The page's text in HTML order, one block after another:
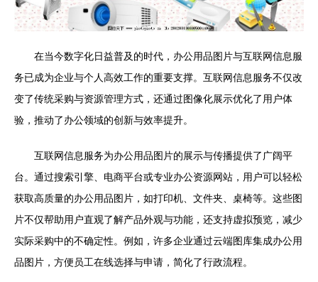
在当今数字化日益普及的时代，办公用品图片与互联网信息服
务已成为企业与个人高效工作的重要支撑。互联网信息服务不仅改
变了传统采购与资源管理方式，还通过图像化展示优化了用户体
验，推动了办公领域的创新与效率提升。
互联网信息服务为办公用品图片的展示与传播提供了广阔平
台。通过搜索引擎、电商平台或专业办公资源网站，用户可以轻松
获取高质量的办公用品图片，如打印机、文件夹、桌椅等。这些图
片不仅帮助用户直观了解产品外观与功能，还支持虚拟预览，减少
实际采购中的不确定性。例如，许多企业通过云端图库集成办公用
品图片，方便员工在线选择与申请，简化了行政流程。